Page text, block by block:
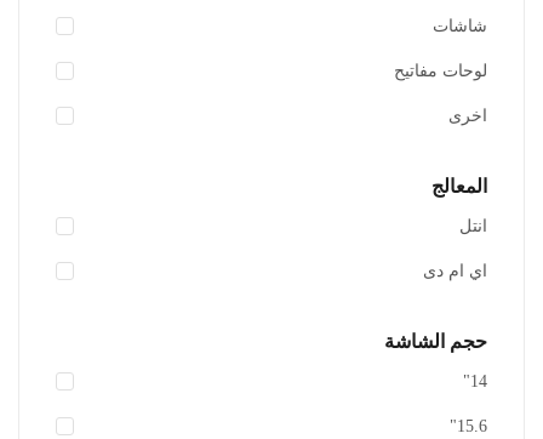
شاشات
لوحات مفاتيح
اخرى
المعالج
انتل
اي ام دى
حجم الشاشة
14"
15.6"